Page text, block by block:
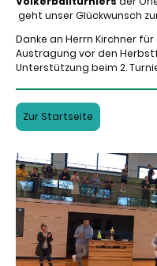
geht unser Glückwunsch
Danke an Herrn Kirchner
Austragung vor den
Unterstützung beim 2.
Zur Startseite